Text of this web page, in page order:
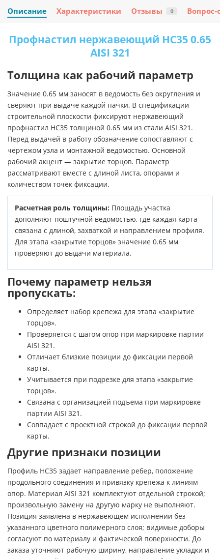
Описание Характеристики Отзывы 0 Вопрос-
Профнастил нержавеющий НС35 0.65
AISI 321
Толщина как рабочий параметр
Значение 0.65 мм заносят в ведомость без округления и
сверяют при выдаче каждой пачки. В спецификации
строительной плоскости фиксируют нержавеющий
профнастил НС35 толщиной 0.65 мм из стали AISI 321.
Перед выдачей в работу обозначение сопоставляют с
чертежом узла и монтажной ведомостью. Основной
рабочий акцент — закрытие торцов. Параметр
рассматривают вместе с длиной листа, опорами и
количеством точек фиксации.
Расчетная роль толщины: Площадь участка
дополняют поштучной ведомостью, где каждая карта
связана с длиной, захваткой и направлением профиля.
Для этапа «закрытие торцов» значение 0.65 мм
проверяют до выдачи материала.
Почему параметр нельзя
пропускать:
Определяет набор крепежа для этапа «закрытие
торцов».
Проверяется с шагом опор при маркировке партии
AISI 321.
Отличает близкие позиции до фиксации первой
карты.
Учитывается при подрезке для этапа «закрытие
торцов».
Связана с организацией подъема при маркировке
партии AISI 321.
Совпадает с проектной строкой до фиксации первой
карты.
Другие признаки позиции
Профиль НС35 задает направление ребер, положение
продольного соединения и привязку крепежа к линиям
опор. Материал AISI 321 комплектуют отдельной строкой;
произвольную замену на другую марку не выполняют.
Позиция заявлена в нержавеющем исполнении без
указанного цветного полимерного слоя; видимые доборы
согласуют по материалу и фактической поверхности. До
заказа уточняют рабочую ширину, направление укладки и